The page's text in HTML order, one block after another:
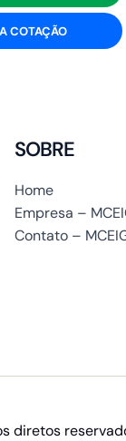
COTAÇÃO
SOBRE
Home
Empresa –
Contato –
diretos